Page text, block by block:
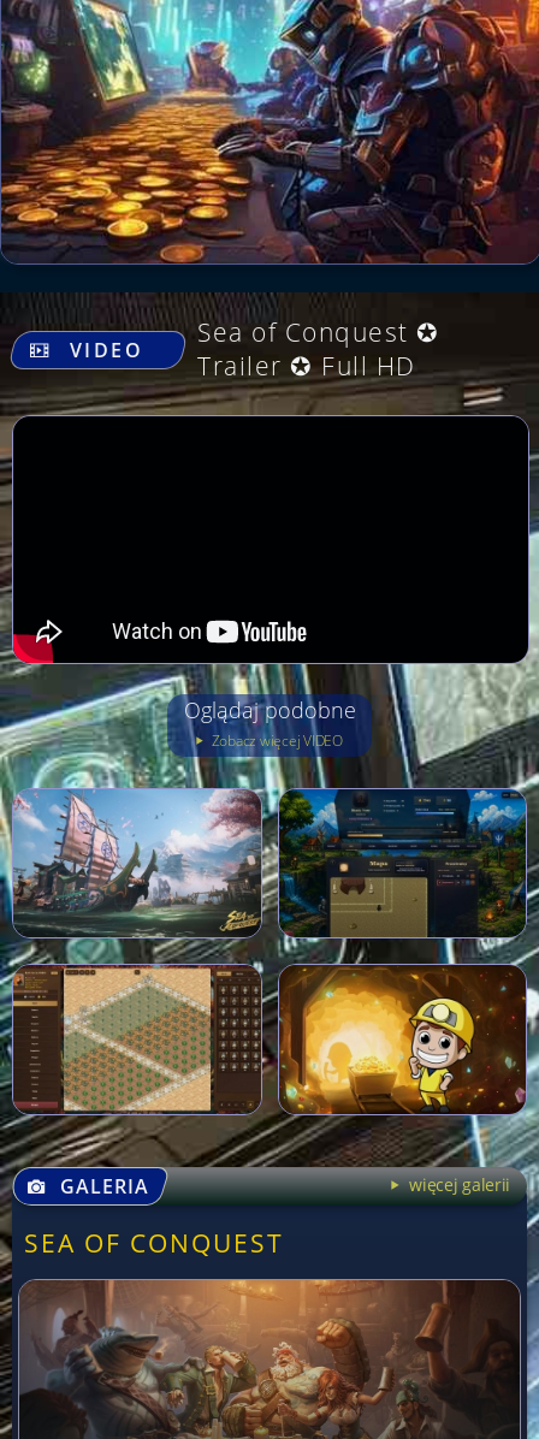
.
VIDEO
Sea of Conquest ✪
Trailer ✪ Full HD
Oglądaj podobne
Zobacz więcej VIDEO
GALERIA więcej galerii
SEA OF CONQUEST